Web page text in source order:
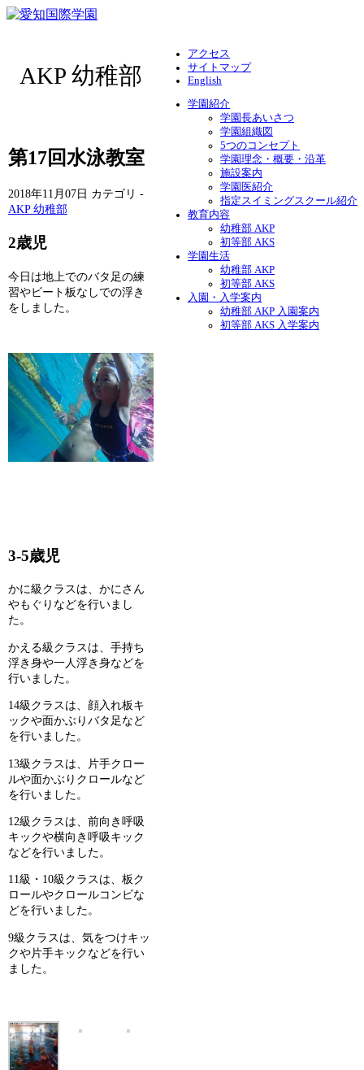
アクセス
サイトマップ
English
学園紹介
学園長あいさつ
学園組織図
5つのコンセプト
学園理念・概要・沿革
施設案内
学園医紹介
指定スイミングスクール紹介
教育内容
幼稚部 AKP
初等部 AKS
学園生活
幼稚部 AKP
初等部 AKS
入園・入学案内
幼稚部 AKP 入園案内
初等部 AKS 入学案内
AKP 幼稚部
第17回水泳教室
2018年11月07日 カテゴリ -
AKP 幼稚部
2歳児
今日は地上でのバタ足の練
習やビート板なしでの浮き
をしました。
3-5歳児
かに級クラスは、かにさん
やもぐりなどを行いまし
た。
かえる級クラスは、手持ち
浮き身や一人浮き身などを
行いました。
14級クラスは、顔入れ板キ
ックや面かぶりバタ足など
を行いました。
13級クラスは、片手クロー
ルや面かぶりクロールなど
を行いました。
12級クラスは、前向き呼吸
キックや横向き呼吸キック
などを行いました。
11級・10級クラスは、板ク
ロールやクロールコンビな
どを行いました。
9級クラスは、気をつけキッ
クや片手キックなどを行い
ました。